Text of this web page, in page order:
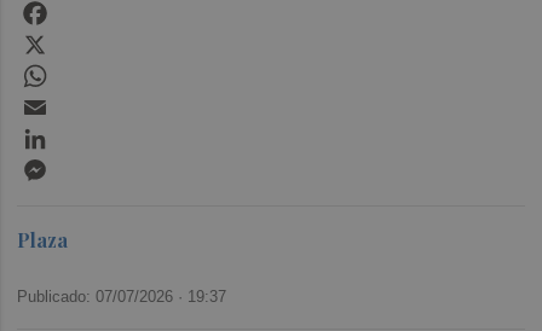
Plaza
Publicado: 07/07/2026 · 19:37